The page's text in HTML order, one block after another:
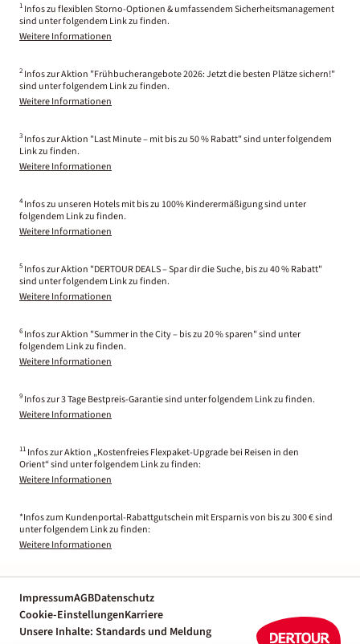
1 Infos zu flexiblen Storno-Optionen & umfassendem Sicherheitsmanagement
sind unter folgendem Link zu finden.
Weitere Informationen
2 Infos zur Aktion "Frühbucherangebote 2026: Jetzt die besten Plätze sichern!"
sind unter folgendem Link zu finden.
Weitere Informationen
3 Infos zur Aktion "Last Minute – mit bis zu 50 % Rabatt" sind unter folgendem
Link zu finden.
Weitere Informationen
4 Infos zu unseren Hotels mit bis zu 100% Kinderermäßigung sind unter
folgendem Link zu finden.
Weitere Informationen
5 Infos zur Aktion "DERTOUR DEALS – Spar dir die Suche, bis zu 40 % Rabatt"
sind unter folgendem Link zu finden.
Weitere Informationen
6 Infos zur Aktion "Summer in the City – bis zu 20 % sparen" sind unter
folgendem Link zu finden.
Weitere Informationen
9 Infos zur 3 Tage Bestpreis-Garantie sind unter folgendem Link zu finden.
Weitere Informationen
11 Infos zur Aktion „Kostenfreies Flexpaket-Upgrade bei Reisen in den
Orient“ sind unter folgendem Link zu finden:
Weitere Informationen
*Infos zum Kundenportal-Rabattgutschein mit Ersparnis von bis zu 300 € sind
unter folgendem Link zu finden:
Weitere Informationen
ImpressumAGBDatenschutz
Cookie-EinstellungenKarriere
Unsere Inhalte: Standards und Meldung